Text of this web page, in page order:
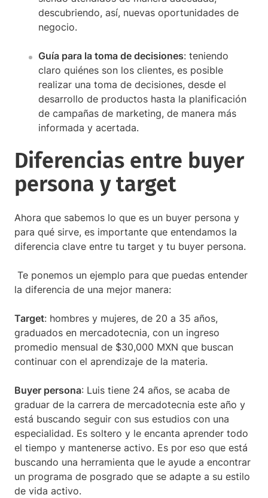
descubriendo, así, nuevas oportunidades de
negocio.
Guía para la toma de decisiones: teniendo
claro quiénes son los clientes, es posible
realizar una toma de decisiones, desde el
desarrollo de productos hasta la planificación
de campañas de marketing, de manera más
informada y acertada.
Diferencias entre buyer
persona y target
Ahora que sabemos lo que es un buyer persona y
para qué sirve, es importante que entendamos la
diferencia clave entre tu target y tu buyer persona.
Te ponemos un ejemplo para que puedas entender
la diferencia de una mejor manera:
Target: hombres y mujeres, de 20 a 35 años,
graduados en mercadotecnia, con un ingreso
promedio mensual de $30,000 MXN que buscan
continuar con el aprendizaje de la materia.
Buyer persona: Luis tiene 24 años, se acaba de
graduar de la carrera de mercadotecnia este año y
está buscando seguir con sus estudios con una
especialidad. Es soltero y le encanta aprender todo
el tiempo y mantenerse activo. Es por eso que está
buscando una herramienta que le ayude a encontrar
un programa de posgrado que se adapte a su estilo
de vida activo.